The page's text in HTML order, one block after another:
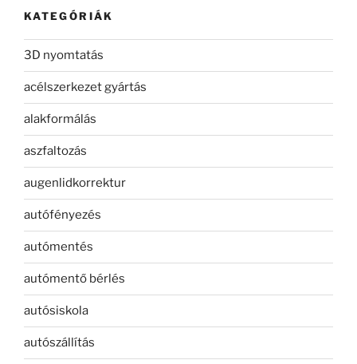
KATEGÓRIÁK
3D nyomtatás
acélszerkezet gyártás
alakformálás
aszfaltozás
augenlidkorrektur
autófényezés
autómentés
autómentő bérlés
autósiskola
autószállítás